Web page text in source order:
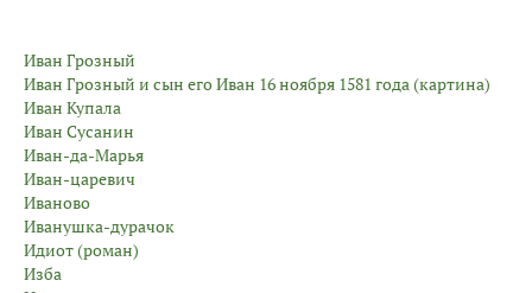
Иван Грозный
Иван Грозный и сын его Иван 16 ноября 1581 года (картина)
Иван Купала
Иван Сусанин
Иван-да-Марья
Иван-царевич
Иваново
Иванушка-дурачок
Идиот (роман)
Изба